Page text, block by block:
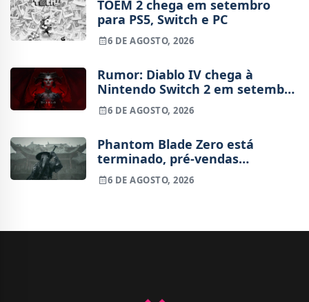
TOEM 2 chega em setembro
para PS5, Switch e PC
6 DE AGOSTO, 2026
Rumor: Diablo IV chega à
Nintendo Switch 2 em setembro
e vai custar o preço de um jogo
novo
6 DE AGOSTO, 2026
Phantom Blade Zero está
terminado, pré-vendas
começam na próxima semana
6 DE AGOSTO, 2026